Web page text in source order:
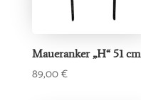
Maueranker „H“ 51 cm
89,00€